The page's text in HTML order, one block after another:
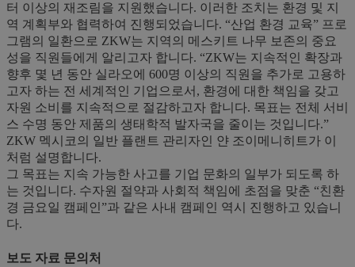
터 이상의 재조림을 지원했습니다. 이러한 조치는 환경 및 지
역 계획부와 협력하여 진행되었습니다. “산업 환경 교육” 프로
그램의 일환으로 ZKW는 지역의 메스키트 나무 보존의 중요
성을 직원들에게 알리고자 합니다. “ZKW는 지속적인 확장과
향후 몇 년 동안 실라오에 600명 이상의 직원을 추가로 고용하
고자 하는 전 세계적인 기업으로서, 환경에 대한 책임을 갖고
자원 소비를 지속적으로 절감하고자 합니다. 목표는 전체 서비
스 수명 동안 제품의 생태학적 발자국을 줄이는 것입니다.”
ZKW 멕시코의 일반 플랜트 관리자인 얀 조이메니히트가 이
처럼 설명합니다.
그 목표는 지속 가능한 사고를 기업 문화의 일부가 되도록 하
는 것입니다. 수자원 절약과 사회적 책임에 초점을 맞춘 “친환
경 금요일 캠페인”과 같은 사내 캠페인 역시 진행하고 있습니
다.
보도 자료 문의처